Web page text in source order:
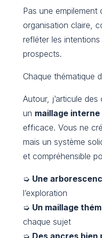
Pas une empilement
organisation claire,
refléter les
prospects.
Chaque thématique
Autour, j’articule
un maillage
efficace. Vous ne
mais un système
et compréhensible
➭ Une
l’exploration
➭ Un maillage
chaque sujet